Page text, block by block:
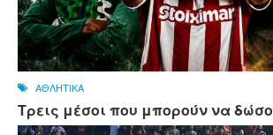
ΑΘΛΗΤΙΚΑ
Τρεις μέσοι που μπορούν να